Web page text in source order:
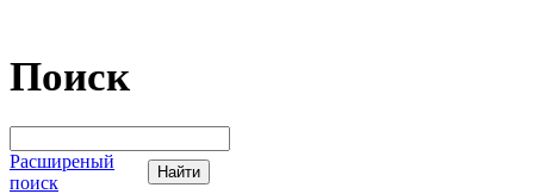
Поиск
Расширеный
поиск